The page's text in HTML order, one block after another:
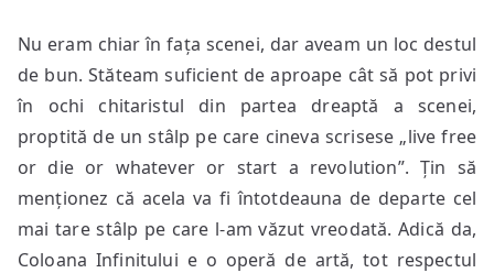
Nu eram chiar în fața scenei, dar aveam un loc destul
de bun. Stăteam suficient de aproape cât să pot privi
în ochi chitaristul din partea dreaptă a scenei,
proptită de un stâlp pe care cineva scrisese „live free
or die or whatever or start a revolution”. Țin să
menționez că acela va fi întotdeauna de departe cel
mai tare stâlp pe care l-am văzut vreodată. Adică da,
Coloana Infinitului e o operă de artă, tot respectul